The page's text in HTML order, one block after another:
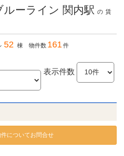
ルーライン 関内駅 の 賃
52 棟 物件数 161件
表示件数
についてお問合せ